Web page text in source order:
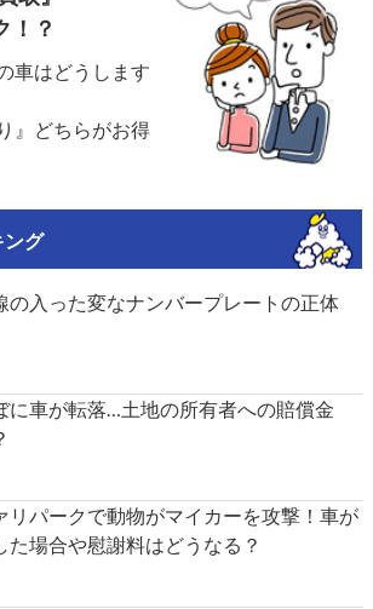
！？
車はどうします
』どちらがお得
ング
の入った変なナンバープレートの正体
に車が転落…土地の所有者への賠償金
リパークで動物がマイカーを攻撃！車が
た場合や慰謝料はどうなる？